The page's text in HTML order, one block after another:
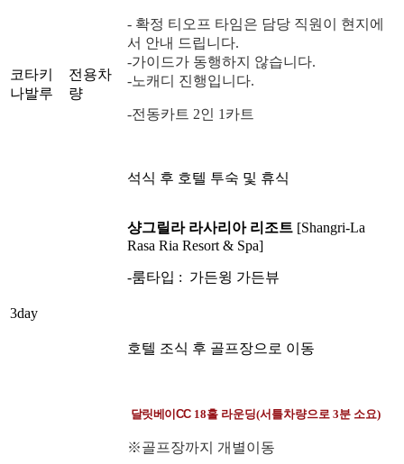
코타키
나발루
전용차
량
- 확정 티오프 타임은 담당 직원이 현지에
서 안내 드립니다.
-가이드가 동행하지 않습니다.
-노캐디 진행입니다.
-전동카트 2인 1카트
석식 후 호텔 투숙 및 휴식
샹그릴라 라사리아 리조트 [Shangri-La
Rasa Ria Resort & Spa]
-룸타입 : 가든윙 가든뷰
3day
호텔 조식 후 골프장으로 이동
달릿베이CC18홀 라운딩(서틀차량으로 3분 소요)
※골프장까지 개별이동